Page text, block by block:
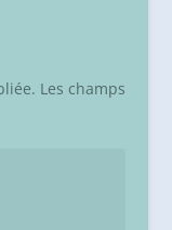
Les champs